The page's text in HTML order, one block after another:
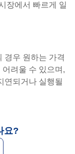
장에서 빠르게 일
경우 원하는 가격
려울 수 있으며,
연되거나 실행될
요?